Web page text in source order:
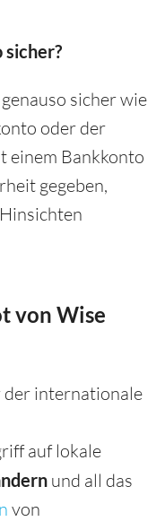
sicher?
sicher wie
oder der
einem Bankkonto
gegeben,
von Wise
internationale
auf lokale
und all das
von